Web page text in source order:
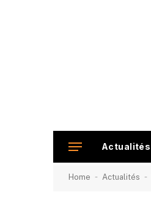
Actualités
Home - Actualités -